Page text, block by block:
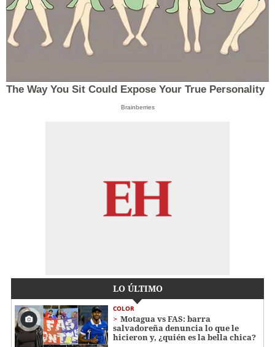
The Way You Sit Could Expose Your True Personality
Brainberries
LO ÚLTIMO
COLOR
Motagua vs FAS: barra
salvadoreña denuncia lo que le
hicieron y, ¿quién es la bella chica?